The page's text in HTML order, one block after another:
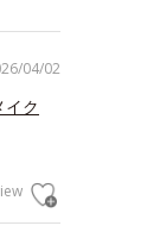
04/02
ク